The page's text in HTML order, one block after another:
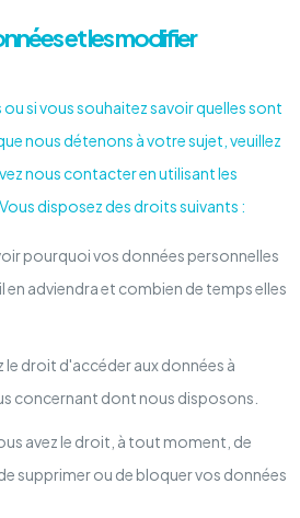
et les modifier
si vous souhaitez savoir quelles sont
nous détenons à votre sujet, veuillez
nous contacter en utilisant les
disposez des droits suivants :
pourquoi vos données personnelles
en adviendra et combien de temps elles
le droit d'accéder aux données à
concernant dont nous disposons.
avez le droit, à tout moment, de
supprimer ou de bloquer vos données